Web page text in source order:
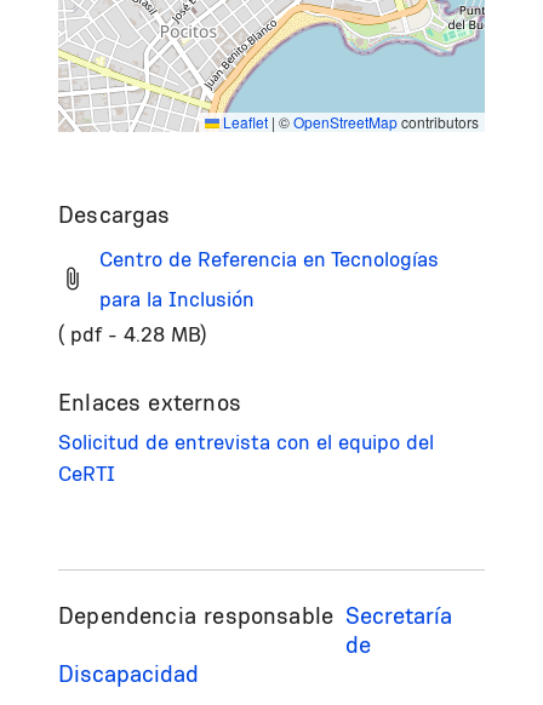
Leaflet | ©OpenStreetMapcontributors
Descargas
Centro de Referencia en Tecnologías
para la Inclusión
( pdf - 4.28 MB)
Enlaces externos
Solicitud de entrevista con el equipo del
CeRTI
Dependencia responsable Secretaría
de
Discapacidad